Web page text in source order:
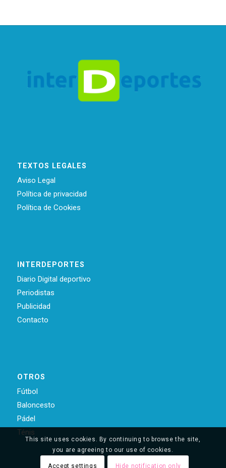
TEXTOS LEGALES
Aviso Legal
Política de privacidad
Política de Cookies
INTERDEPORTES
Diario Digital deportivo
Periodistas
Publicidad
Contacto
OTROS
Fútbol
Baloncesto
Pádel
Ténis
This site uses cookies. By continuing to browse the site,
you are agreeing to our use of cookies.
Accept settings Hide notification only